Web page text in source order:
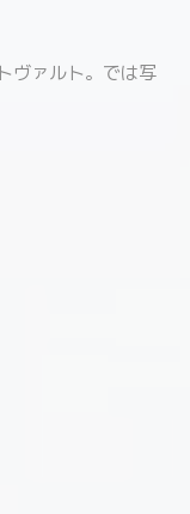
ヴァルト。では写